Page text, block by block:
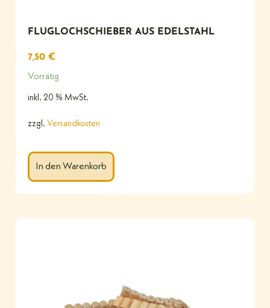
FLUGLOCHSCHIEBER AUS EDELSTAHL
7,50 €
Vorrätig
inkl. 20 % MwSt.
zzgl. Versandkosten
In den Warenkorb